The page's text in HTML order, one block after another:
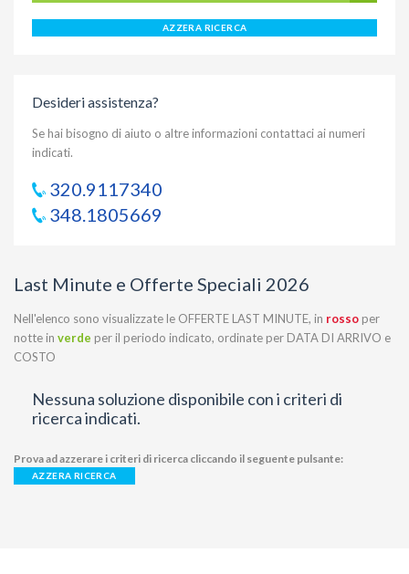
AZZERA RICERCA
Desideri assistenza?
Se hai bisogno di aiuto o altre informazioni contattaci ai numeri
indicati.
320.9117340
348.1805669
Last Minute e Offerte Speciali 2026
Nell'elenco sono visualizzate le OFFERTE LAST MINUTE, in rosso per
notte in verde per il periodo indicato, ordinate per DATA DI ARRIVO e
COSTO
Nessuna soluzione disponibile con i criteri di
ricerca indicati.
Prova ad azzerare i criteri di ricerca cliccando il seguente pulsante:
AZZERA RICERCA